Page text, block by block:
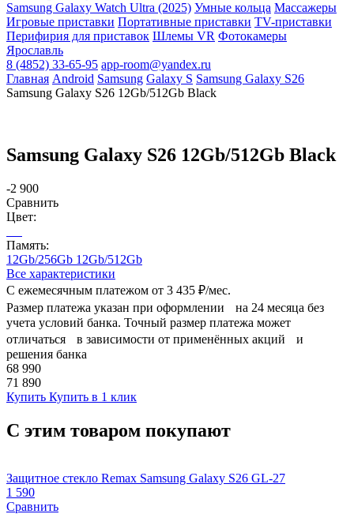
Samsung Galaxy Watch Ultra (2025) Умные кольца Массажеры
Игровые приставки Портативные приставки TV-приставки
Перифирия для приставок Шлемы VR Фотокамеры
Ярославль
8 (4852) 33-65-95 app-room@yandex.ru
Главная Android Samsung Galaxy S Samsung Galaxy S26
Samsung Galaxy S26 12Gb/512Gb Black
Samsung Galaxy S26 12Gb/512Gb Black
-2 900
Сравнить
Цвет:
Память:
12Gb/256Gb 12Gb/512Gb
Все характеристики
С ежемесячным платежом от 3 435 ₽/мес.
Размер платежа указан при оформлении на 24 месяца без
учета условий банка. Точный размер платежа может
отличаться в зависимости от применённых акций и
решения банка
68 990
71 890
Купить Купить в 1 клик
С этим товаром покупают
Защитное стекло Remax Samsung Galaxy S26 GL-27
1 590
Сравнить